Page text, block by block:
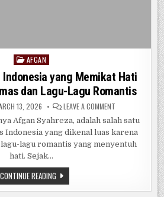
Posted
in
AFGAN
yang Memikat Hati
dan Lagu-Lagu Romantis
13, 2026 LEAVE A COMMENT
PENYANYI
YANG
MEMIKAT
HATI
LAGU
Afgan Syahreza, adalah salah satu
Indonesia yang dikenal luas karena
lagu romantis yang menyentuh
hati. Sejak…
CONTINUE READINGAFGAN:
PENYANYI
INDONESIA